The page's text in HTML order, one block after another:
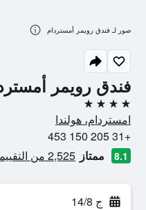
فندق رويمر
4 نجوم
امستردام، هولندا
+31 205 150 453
8.1 ممتاز 2,525 من التقييمات تم التحقق منها
ج 14/8
صور لـ فندق رويمر أمستردام